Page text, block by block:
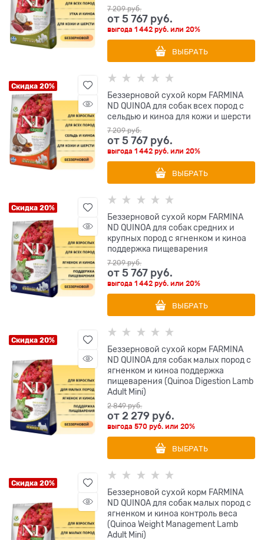
7 209 руб.
от5 767 руб.
выгода1 442 руб. или20%
ВЫБРАТЬ
Скидка 20%
Беззерновой cухой корм FARMINA
ND QUINOA для собак всех пород с
сельдью и киноа для кожи и шерсти
7 209 руб.
от5 767 руб.
выгода1 442 руб. или20%
ВЫБРАТЬ
Скидка 20%
Беззерновой cухой корм FARMINA
ND QUINOA для собак средних и
крупных пород с ягненком и киноа
поддержка пищеварения
7 209 руб.
от5 767 руб.
выгода1 442 руб. или20%
ВЫБРАТЬ
Скидка 20%
Беззерновой cухой корм FARMINA
ND QUINOA для собак малых пород с
ягненком и киноа поддержка
пищеварения (Quinoa Digestion Lamb
Adult Mini)
2 849 руб.
от2 279 руб.
выгода570 руб. или20%
ВЫБРАТЬ
Скидка 20%
Беззерновой cухой корм FARMINA
ND QUINOA для собак малых пород с
ягненком и киноа контроль веса
(Quinoa Weight Management Lamb
Adult Mini)